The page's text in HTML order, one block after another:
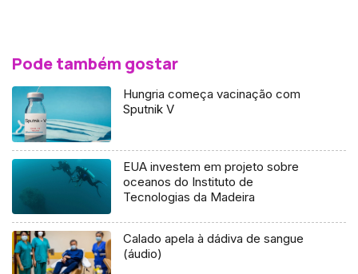
Pode também gostar
Hungria começa vacinação com
Sputnik V
EUA investem em projeto sobre
oceanos do Instituto de
Tecnologias da Madeira
Calado apela à dádiva de sangue
(áudio)